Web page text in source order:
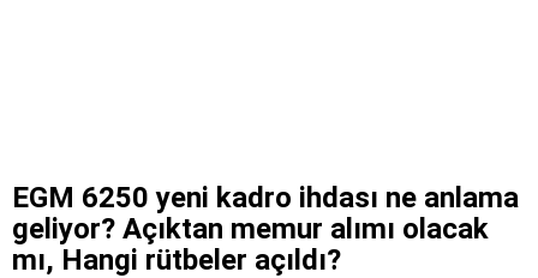
EGM 6250 yeni kadro ihdası ne anlama
geliyor? Açıktan memur alımı olacak
mı, Hangi rütbeler açıldı?